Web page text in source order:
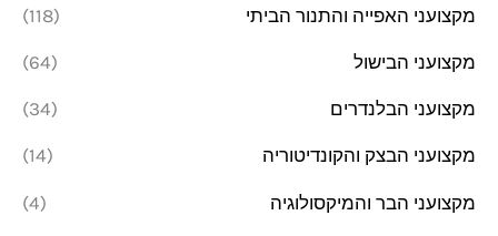
מקצועני האפייה והתנור הביתי (118)
מקצועני הבישול (64)
מקצועני הבלנדרים (34)
מקצועני הבצק והקונדיטוריה (14)
מקצועני הבר והמיקסולוגיה (4)